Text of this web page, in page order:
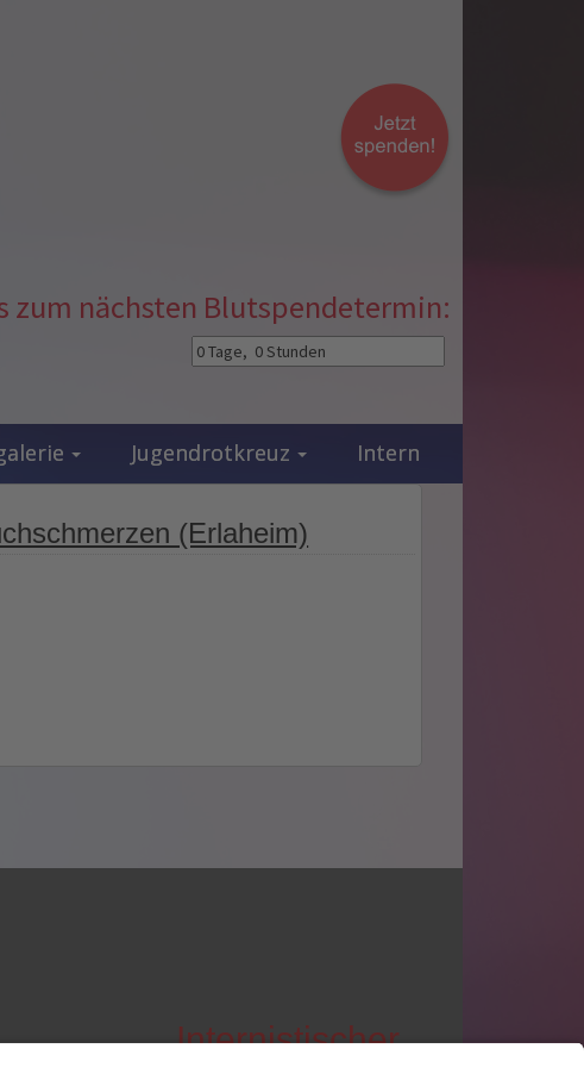
zum nächsten Blutspendetermin:
Jugendrotkreuz Intern
(Erlaheim)
Internistischer